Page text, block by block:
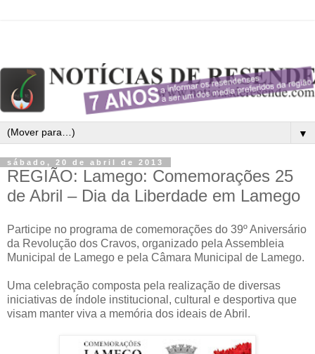
▼
sábado, 20 de abril de 2013
REGIÃO: Lamego: Comemorações 25
de Abril – Dia da Liberdade em Lamego
Participe no programa de comemorações do 39º Aniversário
da Revolução dos Cravos, organizado pela Assembleia
Municipal de Lamego e pela Câmara Municipal de Lamego.
Uma celebração composta pela realização de diversas
iniciativas de índole institucional, cultural e desportiva que
visam manter viva a memória dos ideais de Abril.